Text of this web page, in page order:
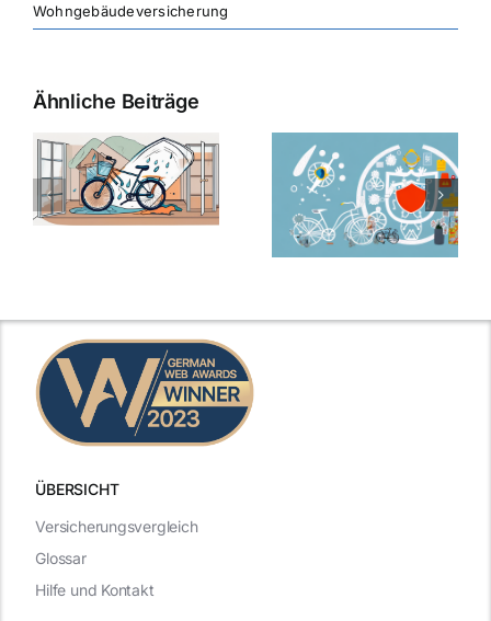
Wohngebäudeversicherung
Ähnliche Beiträge
ÜBERSICHT
Versicherungsvergleich
Glossar
Hilfe und Kontakt